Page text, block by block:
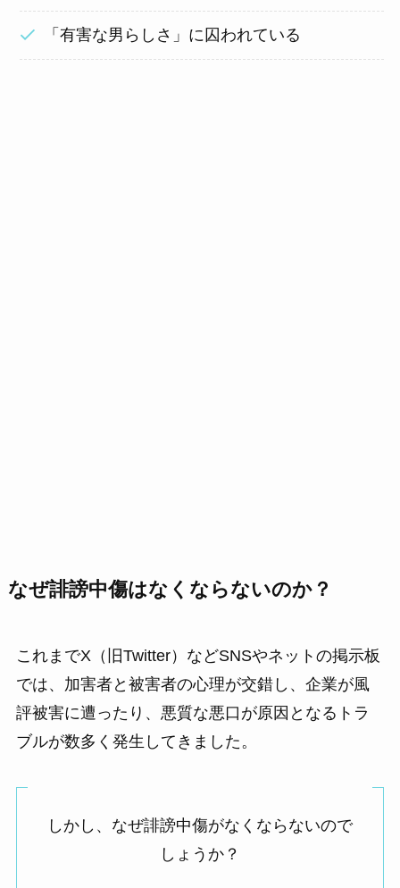
「有害な男らしさ」に囚われている
なぜ誹謗中傷はなくならないのか？
これまでX（旧Twitter）などSNSやネットの掲示板
では、加害者と被害者の心理が交錯し、企業が風
評被害に遭ったり、悪質な悪口が原因となるトラ
ブルが数多く発生してきました。
しかし、なぜ誹謗中傷がなくならないので
しょうか？